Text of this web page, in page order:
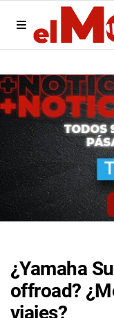
¿Yamaha
offroad?
viajes?